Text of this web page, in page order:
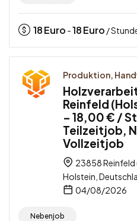
18Euro -18Euro /
Produktion,
Reinfeld
– 18,00 € /
Teilzeitjob,
Vollzeitjob
23858
Holstein,
04/08/2026
Nebenjob